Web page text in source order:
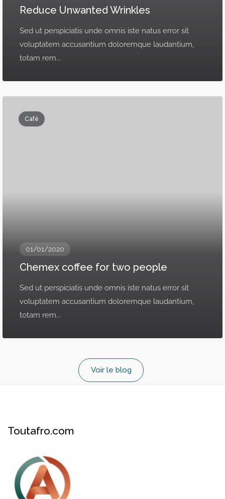
Reduce Unwanted Wrinkles
Sed ut perspiciatis unde omnis iste natus error sit
voluptatem accusantium doloremque laudantium,
totam rem...
Café
01/01/2020
Chemex coffee for two people
Sed ut perspiciatis unde omnis iste natus error sit
voluptatem accusantium doloremque laudantium,
totam rem...
Voir le blog
Toutafro.com